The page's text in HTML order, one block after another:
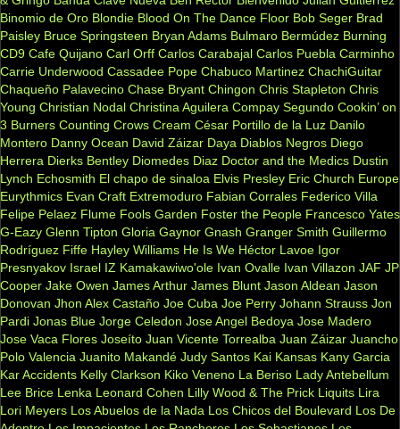
Binomio de Oro Blondie Blood On The Dance Floor Bob Seger Brad
Paisley Bruce Springsteen Bryan Adams Bulmaro Bermúdez Burning
CD9 Cafe Quijano Carl Orff Carlos Carabajal Carlos Puebla Carminho
Carrie Underwood Cassadee Pope Chabuco Martinez ChachiGuitar
Chaqueño Palavecino Chase Bryant Chingon Chris Stapleton Chris
Young Christian Nodal Christina Aguilera Compay Segundo Cookin’ on
3 Burners Counting Crows Cream César Portillo de la Luz Danilo
Montero Danny Ocean David Záizar Daya Diablos Negros Diego
Herrera Dierks Bentley Diomedes Diaz Doctor and the Medics Dustin
Lynch Echosmith El chapo de sinaloa Elvis Presley Eric Church Europe
Eurythmics Evan Craft Extremoduro Fabian Corrales Federico Villa
Felipe Pelaez Flume Fools Garden Foster the People Francesco Yates
G-Eazy Glenn Tipton Gloria Gaynor Gnash Granger Smith Guillermo
Rodríguez Fiffe Hayley Williams He Is We Héctor Lavoe Igor
Presnyakov Israel IZ Kamakawiwo'ole Ivan Ovalle Ivan Villazon JAF JP
Cooper Jake Owen James Arthur James Blunt Jason Aldean Jason
Donovan Jhon Alex Castaño Joe Cuba Joe Perry Johann Strauss Jon
Pardi Jonas Blue Jorge Celedon Jose Angel Bedoya Jose Madero
Jose Vaca Flores Joseíto Juan Vicente Torrealba Juan Záizar Juancho
Polo Valencia Juanito Makandé Judy Santos Kai Kansas Kany Garcia
Kar Accidents Kelly Clarkson Kiko Veneno La Beriso Lady Antebellum
Lee Brice Lenka Leonard Cohen Lilly Wood & The Prick Liquits Lira
Lori Meyers Los Abuelos de la Nada Los Chicos del Boulevard Los De